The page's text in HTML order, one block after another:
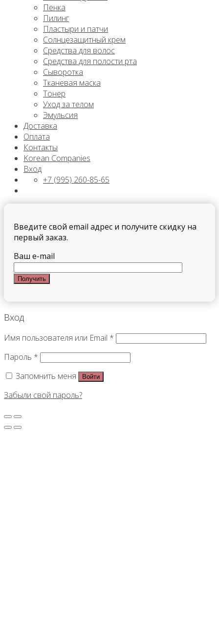
Пенка
Пилинг
Пластыри и патчи
Солнцезащитный крем
Средства для волос
Средства для полости рта
Сыворотка
Тканевая маска
Тонер
Уход за телом
Эмульсия
Доставка
Оплата
Контакты
Korean Companies
Вход
+7 (995) 260-85-65
Введите свой email адрес и получите скидку на
первый заказ.
Ваш e-mail
Вход
Имя пользователя или Email *
Пароль *
Запомнить меня
Войти
Забыли свой пароль?